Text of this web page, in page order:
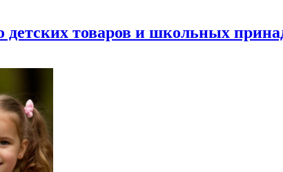
детских товаров и школьных